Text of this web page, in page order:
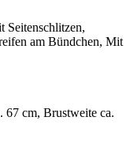
Seitenschlitzen,
am Bündchen, Mit
67 cm, Brustweite ca.